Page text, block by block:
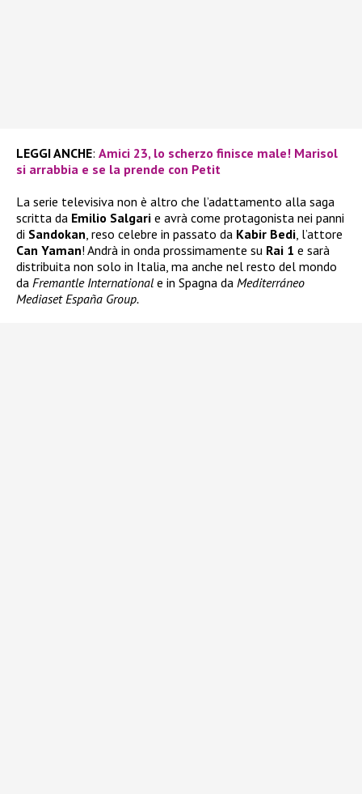
LEGGI ANCHE: Amici 23, lo scherzo finisce male! Marisol
si arrabbia e se la prende con Petit
La serie televisiva non è altro che l’adattamento alla saga
scritta da Emilio Salgari e avrà come protagonista nei panni
di Sandokan, reso celebre in passato da Kabir Bedi, l’attore
Can Yaman! Andrà in onda prossimamente su Rai 1 e sarà
distribuita non solo in Italia, ma anche nel resto del mondo
da Fremantle International e in Spagna da Mediterráneo
Mediaset España Group.